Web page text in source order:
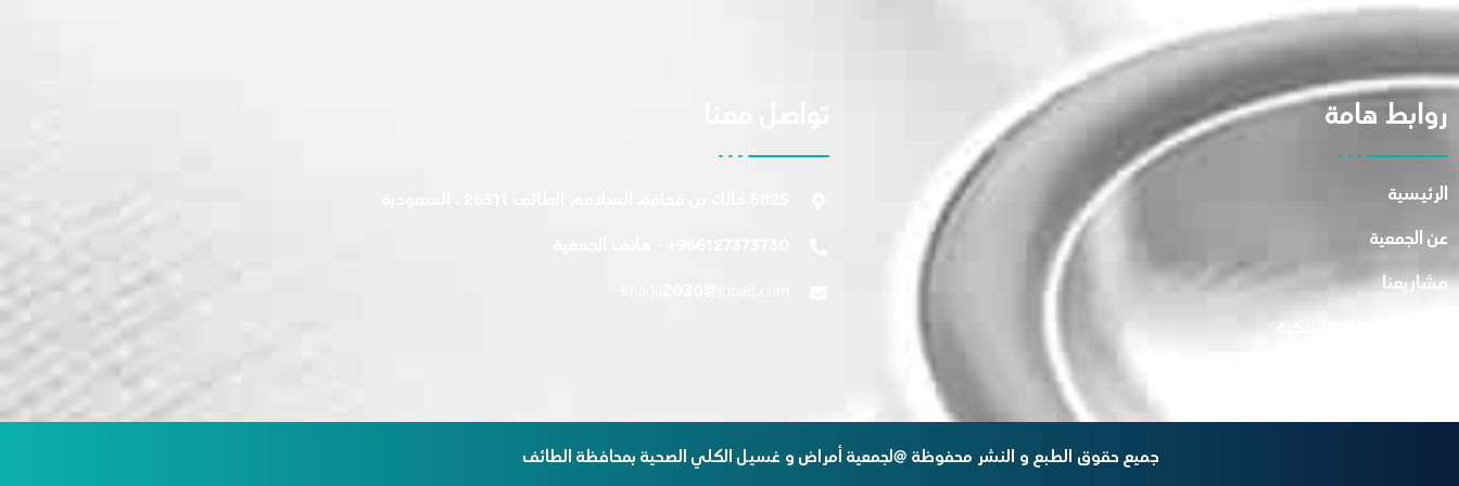
روابط هامة
الرئيسية
عن الجمعية
مشاريعنا
حسابات الجمعية البنكية
جميع حقوق الطبع و النشر محفوظة @لجمعية أمراض و غسيل الكلي الصحية بمحافظة الطائف